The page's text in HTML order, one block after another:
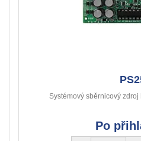
Systémový sběrnicový zdroj
Po